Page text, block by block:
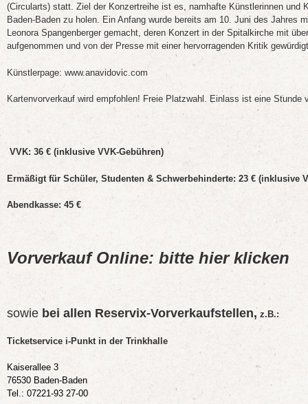
(Circularts) statt. Ziel der Konzertreihe ist es, namhafte Künstlerinnen und
Baden-Baden zu holen. Ein Anfang wurde bereits am 10. Juni des Jahres
Leonora Spangenberger gemacht, deren Konzert in der Spitalkirche mit
aufgenommen und von der Presse mit einer hervorragenden Kritik
Künstlerpage: www.anavidovic.com
Kartenvorverkauf wird empfohlen! Freie Platzwahl. Einlass ist eine Stunde
VVK: 36 € (inklusive VVK-Gebühren)
Ermäßigt für Schüler, Studenten & Schwerbehinderte: 23 € (inklusive
Abendkasse: 45 €
Vorverkauf Online: bitte hier klicken
sowie bei allen Reservix-Vorverkaufstellen, z.B.:
Ticketservice i-Punkt in der Trinkhalle
Kaiserallee 3
76530 Baden-Baden
Tel.: 07221-93 27-00